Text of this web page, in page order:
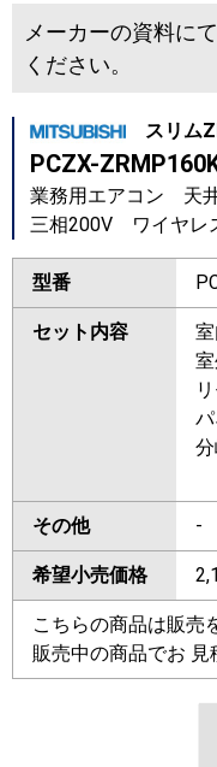
メーカーの資料に
ください。
スリム
PCZX-
業務用エアコン
三相200V ワイヤ
型番
セット内容
その他 -
希望小売価格
こちらの商品は販売
販売中の商品でお 見